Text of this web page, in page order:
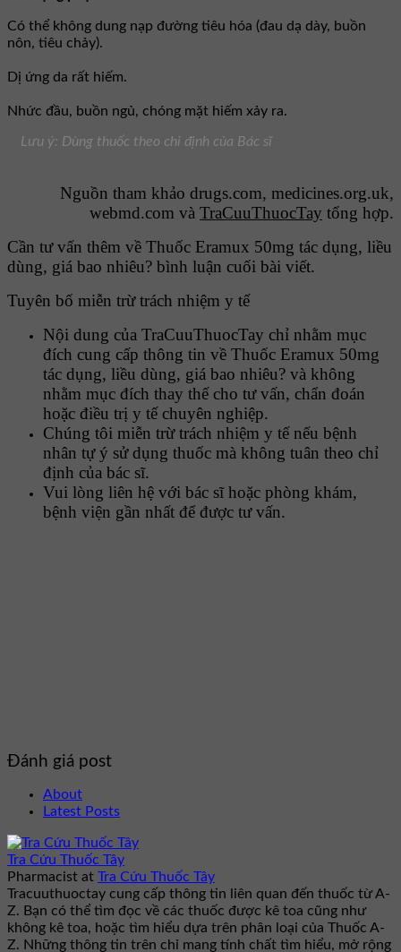
Có thể không dung nạp đường tiêu hóa (đau dạ dày, buồn
nôn, tiêu chảy).
Dị ứng da rất hiếm.
Nhức đầu, buồn ngủ, chóng mặt hiếm xảy ra.
Lưu ý: Dùng thuốc theo chỉ định của Bác sĩ
Nguồn tham khảo drugs.com, medicines.org.uk,
webmd.com và TraCuuThuocTay tổng hợp.
Cần tư vấn thêm về Thuốc Eramux 50mg tác dụng, liều
dùng, giá bao nhiêu? bình luận cuối bài viết.
Tuyên bố miễn trừ trách nhiệm y tế
Nội dung của TraCuuThuocTay chỉ nhằm mục
đích cung cấp thông tin về Thuốc Eramux 50mg
tác dụng, liều dùng, giá bao nhiêu? và không
nhằm mục đích thay thế cho tư vấn, chẩn đoán
hoặc điều trị y tế chuyên nghiệp.
Chúng tôi miễn trừ trách nhiệm y tế nếu bệnh
nhân tự ý sử dụng thuốc mà không tuân theo chỉ
định của bác sĩ.
Vui lòng liên hệ với bác sĩ hoặc phòng khám,
bệnh viện gần nhất để được tư vấn.
Đánh giá post
About
Latest Posts
Tra Cứu Thuốc Tây
Pharmacist at Tra Cứu Thuốc Tây
Tracuuthuoctay cung cấp thông tin liên quan đến thuốc từ A-
Z. Bạn có thể tìm đọc về các thuốc được kê toa cũng như
không kê toa, hoặc tìm hiểu dựa trên phân loại của Thuốc A-
Z. Những thông tin trên chỉ mang tính chất tìm hiểu, mở rộng